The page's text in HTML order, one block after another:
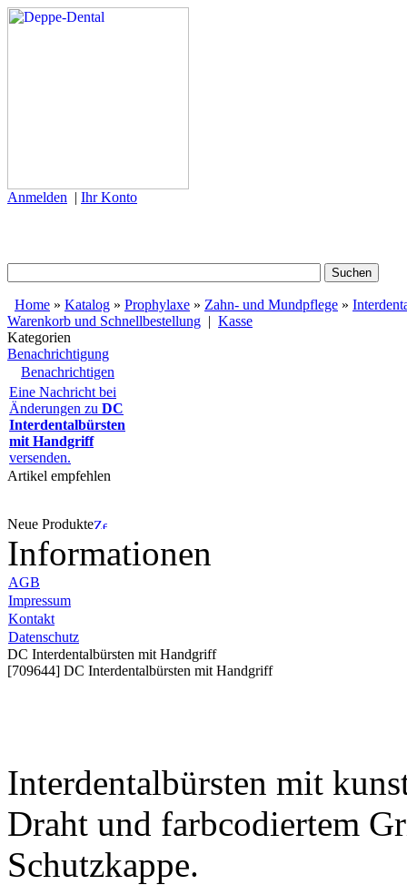
Anmelden | Ihr Konto
Home » Katalog » Prophylaxe » Zahn- und Mundpflege »
Warenkorb und Schnellbestellung | Kasse
Kategorien
Benachrichtigung
Benachrichtigen
Eine Nachricht bei
Änderungen zu DC
Interdentalbürsten
mit Handgriff
versenden.
Artikel empfehlen
Neue Produkte
Informationen
AGB
Impressum
Kontakt
Datenschutz
DC Interdentalbürsten mit Handgriff
[709644] DC Interdentalbürsten mit Handgriff
Interdentalbürsten mit
Draht und farbcodiertem
Schutzkappe.